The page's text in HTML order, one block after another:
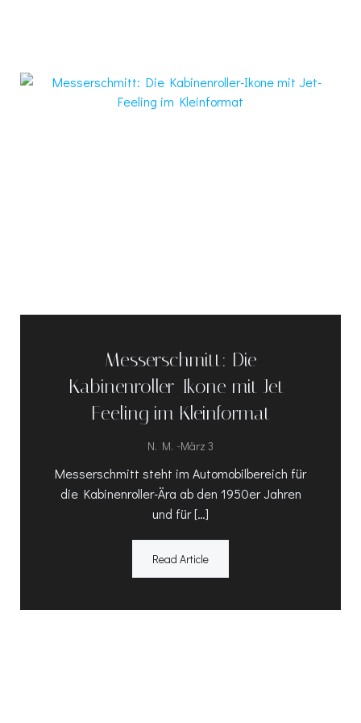
Messerschmitt: Die
Kabinenroller-Ikone mit Jet-
Feeling im Kleinformat
N. M. -März 3
Messerschmitt steht im Automobilbereich für
die Kabinenroller-Ära ab den 1950er Jahren
und für […]
Read Article